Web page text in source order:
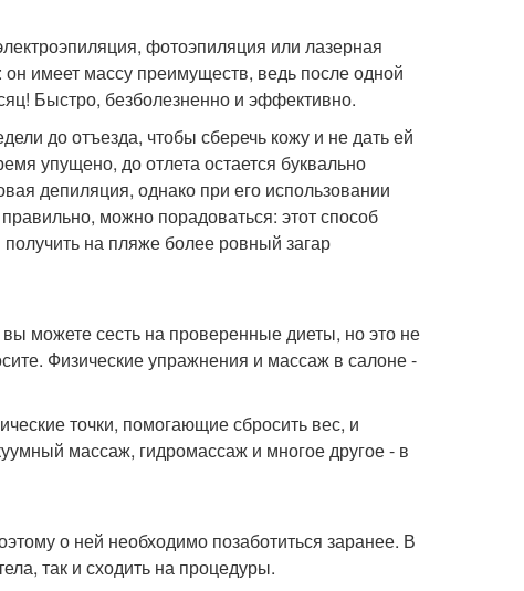
фотоэпиляция или лазерная
имеет массу преимуществ, ведь после одной
Быстро, безболезненно и эффективно.
до отъезда, чтобы сберечь кожу и не дать ей
упущено, до отлета остается буквально
депиляция, однако при его использовании
можно порадоваться: этот способ
на пляже более ровный загар
можете сесть на проверенные диеты, но это не
Физические упражнения и массаж в салоне -
точки, помогающие сбросить вес, и
массаж, гидромассаж и многое другое - в
о ней необходимо позаботиться заранее. В
так и сходить на процедуры.